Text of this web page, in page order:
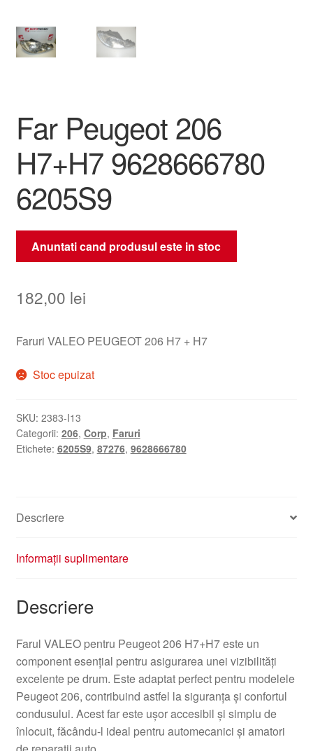
Plângere
Politică de confidențialitate
Procedura de reclamație
Termeni si conditii
Far Peugeot 206
H7+H7 9628666780
6205S9
Anuntati cand produsul este in stoc
182,00 lei
Faruri VALEO PEUGEOT 206 H7 + H7
Stoc epuizat
SKU: 2383-I13
Categorii: 206, Corp, Faruri
Etichete: 6205S9, 87276, 9628666780
Descriere
Informații suplimentare
Descriere
Farul VALEO pentru Peugeot 206 H7+H7 este un
component esențial pentru asigurarea unei vizibilități
excelente pe drum. Este adaptat perfect pentru modelele
Peugeot 206, contribuind astfel la siguranța și confortul
condusului. Acest far este ușor accesibil și simplu de
înlocuit, făcându-l ideal pentru automecanici și amatori